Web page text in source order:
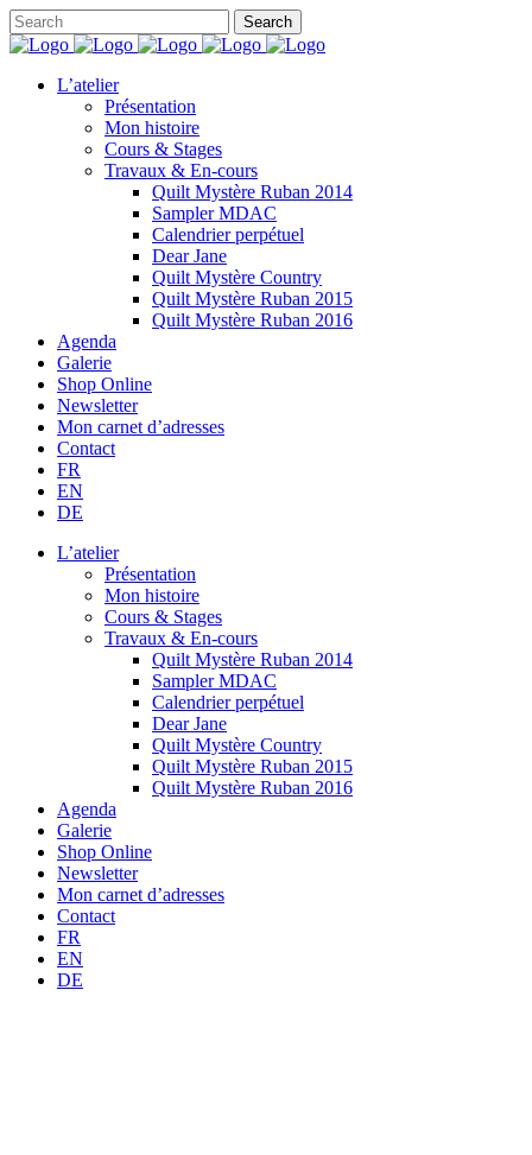
L’atelier
Présentation
Mon histoire
Cours & Stages
Travaux & En-cours
Quilt Mystère Ruban 2014
Sampler MDAC
Calendrier perpétuel
Dear Jane
Quilt Mystère Country
Quilt Mystère Ruban 2015
Quilt Mystère Ruban 2016
Agenda
Galerie
Shop Online
Newsletter
Mon carnet d’adresses
Contact
FR
EN
DE
L’atelier
Présentation
Mon histoire
Cours & Stages
Travaux & En-cours
Quilt Mystère Ruban 2014
Sampler MDAC
Calendrier perpétuel
Dear Jane
Quilt Mystère Country
Quilt Mystère Ruban 2015
Quilt Mystère Ruban 2016
Agenda
Galerie
Shop Online
Newsletter
Mon carnet d’adresses
Contact
FR
EN
DE